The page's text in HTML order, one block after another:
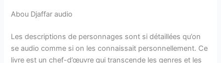
Abou Djaffar audio
Les descriptions de personnages sont si détaillées qu’on
se audio comme si on les connaissait personnellement. Ce
livre est un chef-d’œuvre qui transcende les genres et les